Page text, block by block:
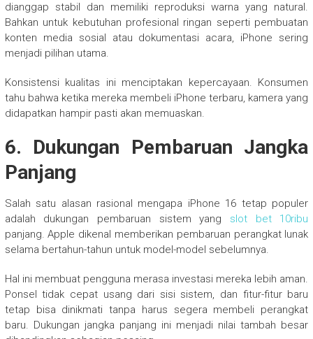
dianggap stabil dan memiliki reproduksi warna yang natural.
Bahkan untuk kebutuhan profesional ringan seperti pembuatan
konten media sosial atau dokumentasi acara, iPhone sering
menjadi pilihan utama.
Konsistensi kualitas ini menciptakan kepercayaan. Konsumen
tahu bahwa ketika mereka membeli iPhone terbaru, kamera yang
didapatkan hampir pasti akan memuaskan.
6. Dukungan Pembaruan Jangka
Panjang
Salah satu alasan rasional mengapa iPhone 16 tetap populer
adalah dukungan pembaruan sistem yang slot bet 10ribu
panjang. Apple dikenal memberikan pembaruan perangkat lunak
selama bertahun-tahun untuk model-model sebelumnya.
Hal ini membuat pengguna merasa investasi mereka lebih aman.
Ponsel tidak cepat usang dari sisi sistem, dan fitur-fitur baru
tetap bisa dinikmati tanpa harus segera membeli perangkat
baru. Dukungan jangka panjang ini menjadi nilai tambah besar